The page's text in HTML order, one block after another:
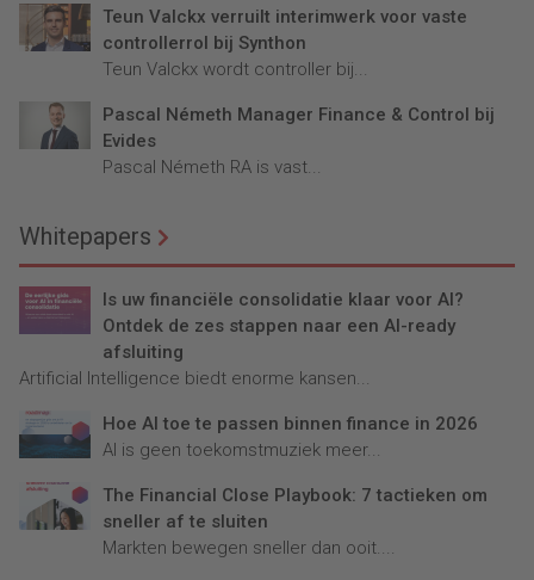
Teun Valckx verruilt interimwerk voor vaste
controllerrol bij Synthon
Teun Valckx wordt controller bij...
Pascal Németh Manager Finance & Control bij
Evides
Pascal Németh RA is vast...
Whitepapers
Is uw financiële consolidatie klaar voor AI?
Ontdek de zes stappen naar een AI-ready
afsluiting
Artificial Intelligence biedt enorme kansen...
Hoe AI toe te passen binnen finance in 2026
AI is geen toekomstmuziek meer...
The Financial Close Playbook: 7 tactieken om
sneller af te sluiten
Markten bewegen sneller dan ooit....